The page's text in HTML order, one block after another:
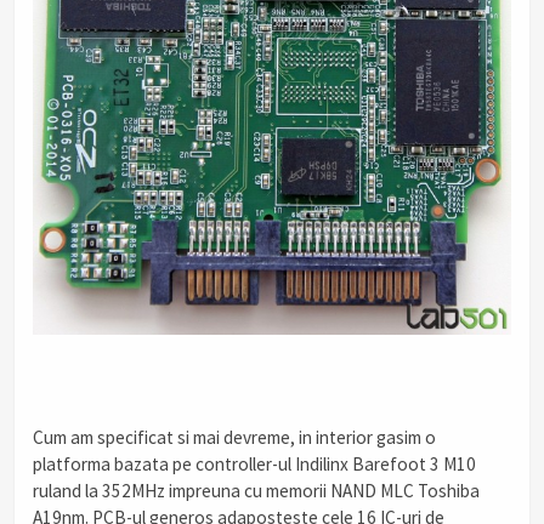
Cum am specificat si mai devreme, in interior gasim o
platforma bazata pe controller-ul Indilinx Barefoot 3 M10
ruland la 352MHz impreuna cu memorii NAND MLC Toshiba
A19nm. PCB-ul generos adaposteste cele 16 IC-uri de